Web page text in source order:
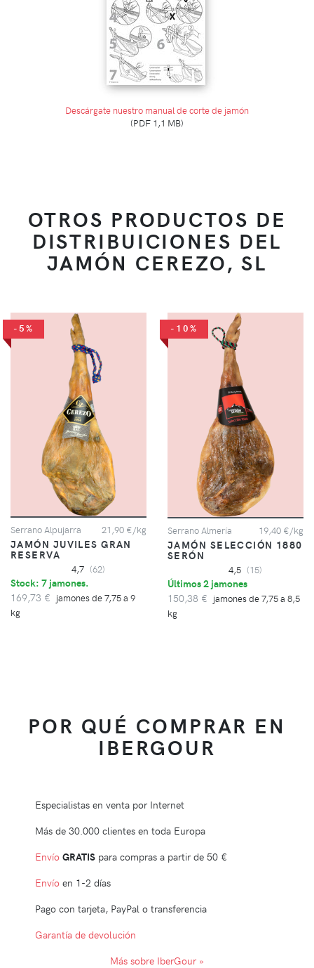
Descárgate nuestro manual de corte de jamón
(PDF 1,1 MB)
OTROS PRODUCTOS DE
DISTRIBUICIONES DEL
JAMÓN CEREZO, SL
-5%
Serrano Alpujarra 21,90 €/kg
JAMÓN JUVILES GRAN
RESERVA
4,7 (62)
Stock: 7 jamones.
169,73 € jamones de 7,75 a 9
kg
-10%
Serrano Almería 19,40 €/kg
JAMÓN SELECCIÓN 1880
SERÓN
4,5 (15)
Últimos 2 jamones
150,38 € jamones de 7,75 a 8,5
kg
POR QUÉ COMPRAR EN
IBERGOUR
Especialistas en venta por Internet
Más de 30.000 clientes en toda Europa
Envío GRATISpara compras a partir de 50 €
Envíoen 1-2 días
Pago con tarjeta, PayPal o transferencia
Garantía de devolución
Más sobre IberGour »